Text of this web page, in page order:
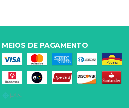
MEIOS DE PAGAMENTO